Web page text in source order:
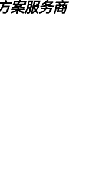
案服务商